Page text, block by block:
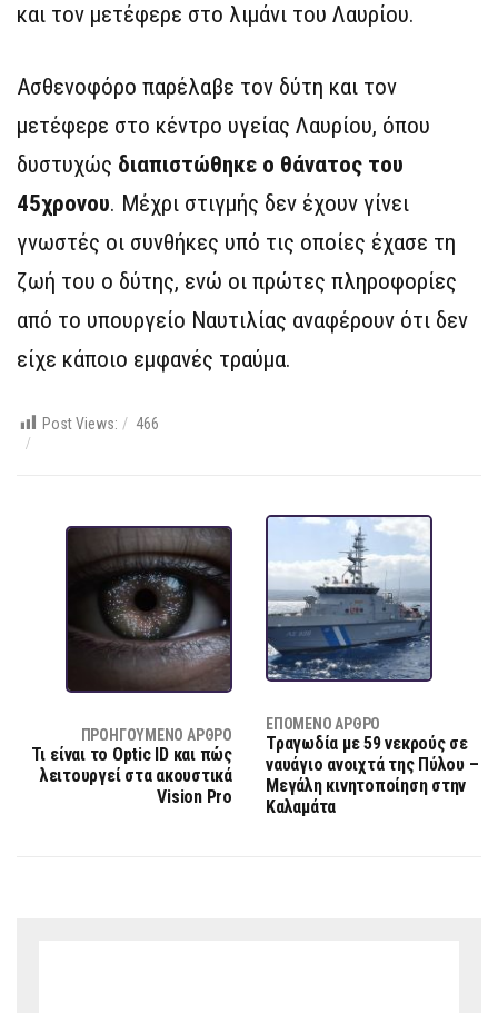
και τον μετέφερε στο λιμάνι του Λαυρίου.
Ασθενοφόρο παρέλαβε τον δύτη και τον
μετέφερε στο κέντρο υγείας Λαυρίου, όπου
δυστυχώς διαπιστώθηκε ο θάνατος του
45χρονου. Μέχρι στιγμής δεν έχουν γίνει
γνωστές οι συνθήκες υπό τις οποίες έχασε τη
ζωή του ο δύτης, ενώ οι πρώτες πληροφορίες
από το υπουργείο Ναυτιλίας αναφέρουν ότι δεν
είχε κάποιο εμφανές τραύμα.
Post Views: 466
ΠΡΟΗΓΟΎΜΕΝΟ ΆΡΘΡΟ
Τι είναι το Optic ID και πώς
λειτουργεί στα ακουστικά
Vision Pro
ΕΠΌΜΕΝΟ ΆΡΘΡΟ
Τραγωδία με 59 νεκρούς σε
ναυάγιο ανοιχτά της Πύλου –
Μεγάλη κινητοποίηση στην
Καλαμάτα